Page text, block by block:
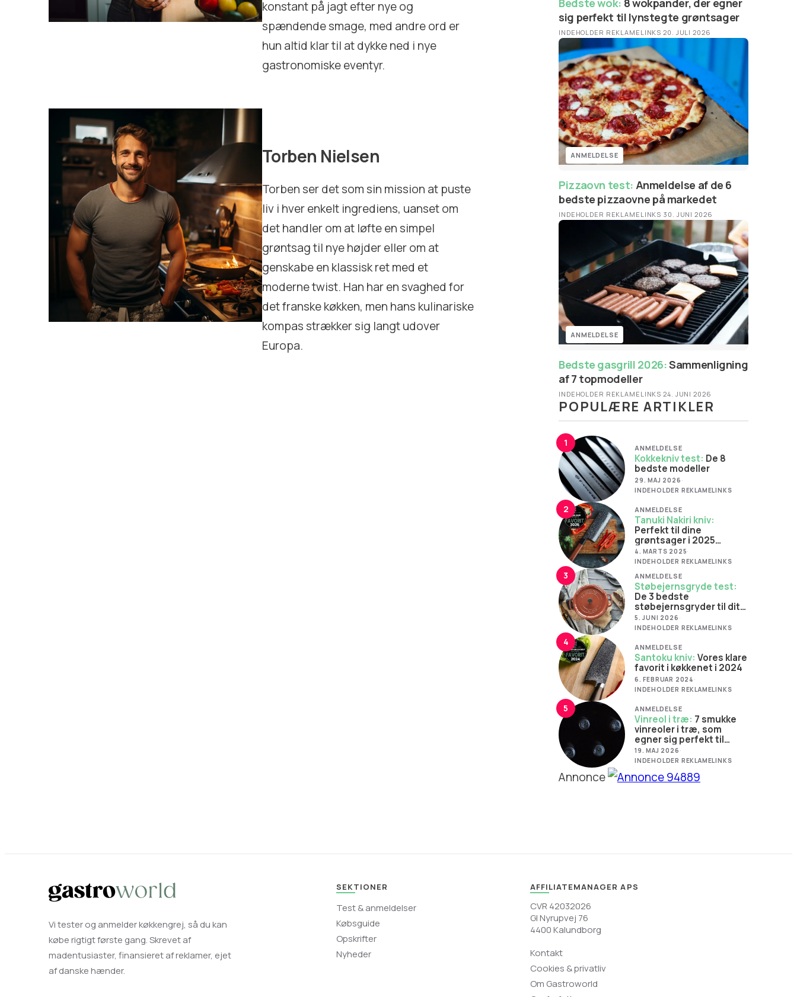
konstant på jagt efter nye og
spændende smage, med andre ord er
hun altid klar til at dykke ned i nye
gastronomiske eventyr.
Torben Nielsen
Torben ser det som sin mission at puste
liv i hver enkelt ingrediens, uanset om
det handler om at løfte en simpel
grøntsag til nye højder eller om at
genskabe en klassisk ret med et
moderne twist. Han har en svaghed for
det franske køkken, men hans kulinariske
kompas strækker sig langt udover
Europa.
Bedste wok:
sig perfekt til lynstegte grøntsager
INDEHOLDER REKLAMELINKS·20. JULI 2026
ANMELDELSE
Pizzaovn test:
bedste pizzaovne på markedet
INDEHOLDER REKLAMELINKS·30. JUNI 2026
ANMELDELSE
Bedste gasgrill 2026:Sammenligning
af 7 topmodeller
INDEHOLDER REKLAMELINKS·24. JUNI 2026
POPULÆRE ARTIKLER
1 ANMELDELSE
Kokkekniv test:
bedste modeller
29. MAJ 2026 ·
INDEHOLDER REKLAMELINKS
2 ANMELDELSE
Tanuki Nakiri kniv:
Perfekt til dine
grøntsager i 2025
(Favorit)
4. MARTS 2025·
INDEHOLDER REKLAMELINKS
3 ANMELDELSE
Støbejernsgryde test:
De 3 bedste
støbejernsgryder til dit
køkken
5. JUNI 2026 ·
INDEHOLDER REKLAMELINKS
4 ANMELDELSE
Santoku kniv:
favorit i køkkenet i 2024
6. FEBRUAR 2024 ·
INDEHOLDER REKLAMELINKS
5 ANMELDELSE
Vinreol i træ:
vinreoler i træ, som
egner sig perfekt til
opbevaring af vin i
hjemmet
19. MAJ 2026 ·
INDEHOLDER REKLAMELINKS
Annonce
Vi tester og anmelder køkkengrej, så du kan
købe rigtigt første gang. Skrevet af
madentusiaster, finansieret af reklamer, ejet
af danske hænder.
SEKTIONER
Test & anmeldelser
Købsguide
Opskrifter
Nyheder
AFFILIATEMANAGER APS
CVR 42032026
Gl Nyrupvej 76
4400 Kalundborg
Kontakt
Cookies & privatliv
Om Gastroworld